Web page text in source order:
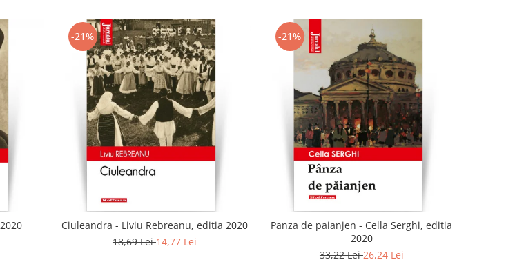
-21%
Ciuleandra - Liviu Rebreanu, editia 2020
18,69 Lei14,77 Lei
-21%
Panza de paianjen - Cella Serghi, editia
2020
33,22 Lei26,24 Lei